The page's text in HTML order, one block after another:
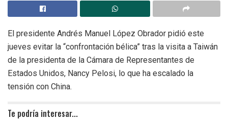
El presidente Andrés Manuel López Obrador pidió este
jueves evitar la “confrontación bélica” tras la visita a Taiwán
de la presidenta de la Cámara de Representantes de
Estados Unidos, Nancy Pelosi, lo que ha escalado la
tensión con China.
Te podría interesar...